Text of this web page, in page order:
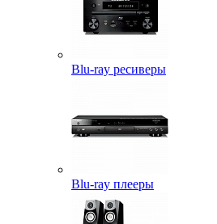
Blu-ray ресиверы
Blu-ray плееры